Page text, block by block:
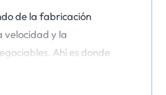
de la fabricación
velocidad y la
Ahí es donde
entre la